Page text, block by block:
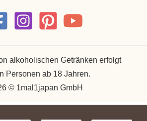
alkoholischen Getränken erfolgt
Personen ab 18 Jahren.
© 1mal1japan GmbH